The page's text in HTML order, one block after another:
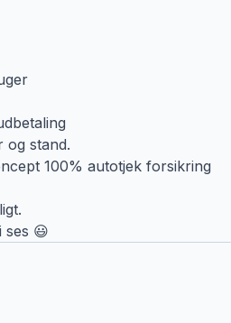
og stand.
100% autotjek forsikring
ses 😃